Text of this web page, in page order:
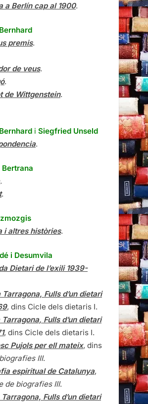
a Berlín cap al 1900.
premis.
de veus.
.
de Wittgenstein.
i Siegfried Unseld
.
.
.
i altres històries.
i Desumvila
Dietari de l’exili 1939-
Tarragona, Fulls d’un dietari
, dins Cicle dels dietaris I.
Tarragona, Fulls d’un dietari
, dins Cicle dels dietaris I.
Pujols per ell mateix, dins
III.
espiritual de Catalunya,
de biografies III.
Fulls d’un dietari